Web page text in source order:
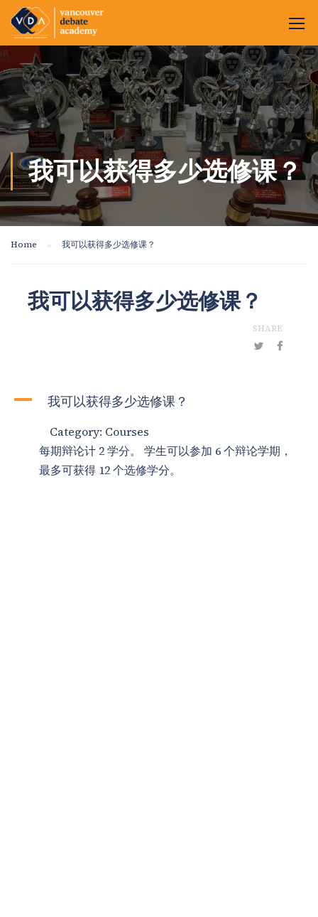
我可以获得多少选修课？
Home 我可以获得多少选修课？
我可以获得多少选修课？
SHARE
A 我可以获得多少选修课？
Category: Courses
每期辩论计 2 学分。 学生可以参加 6 个辩论学期，
最多可获得 12 个选修学分。